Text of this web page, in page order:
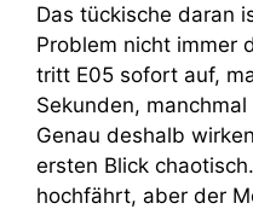
Das tückische daran
Problem nicht immer
tritt E05 sofort auf,
Sekunden,
Genau deshalb
ersten Blick
hochfährt, aber der